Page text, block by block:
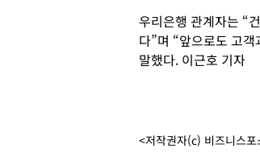
우리은행 관계자는 “
다”며 “앞으로도 고
말했다. 이근호 기자
<저작권자(c) 비즈니스